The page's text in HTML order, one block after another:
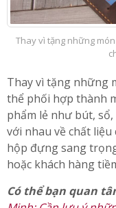
Thay vì tặng những
Thay vì tặng những
thể phối hợp thành
phẩm lẻ như bút,
với nhau về chất
hộp đựng sang
hoặc khách hàng
Có thể bạn quan